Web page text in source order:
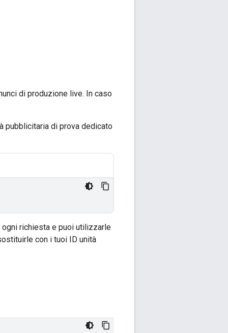
di produzione live. In caso
pubblicitaria di prova dedicato
richiesta e puoi utilizzarle
con i tuoi ID unità